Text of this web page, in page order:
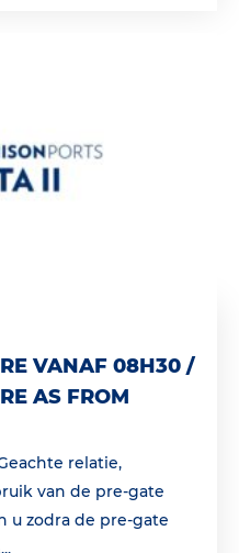
VANAF 08H30 /
AS FROM
relatie,
van de pre-gate
zodra de pre-gate